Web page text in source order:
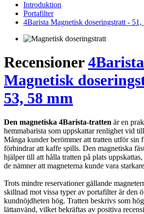
Introduktion
Portafilter
4Barista Magnetisk doseringstratt - 51,
Recensioner4Barista
Magnetisk
53, 58 mm
Den magnetiska 4Barista-tratten är en
hemmabarista som uppskattar renlighet vid
Många kunder berömmer att tratten utför sin
förhindrar att kaffe spills. Den magnetiska
hjälper till att hålla tratten på plats
de nämner att magneterna kunde vara
Trots mindre reservationer gällande
skillnad mot vissa typer av portafilter är den
kundnöjdheten hög. Tratten beskrivs som
lättanvänd, vilket bekräftas av positiva